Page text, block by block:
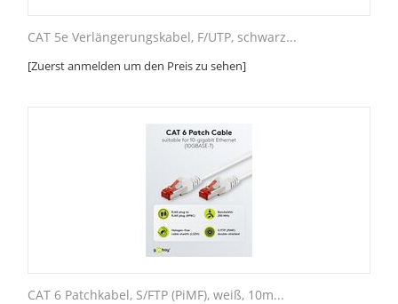
CAT 5e Verlängerungskabel, F/UTP, schwarz...
[Zuerst anmelden um den Preis zu sehen]
CAT 6 Patchkabel, S/FTP (PiMF), weiß, 10m...